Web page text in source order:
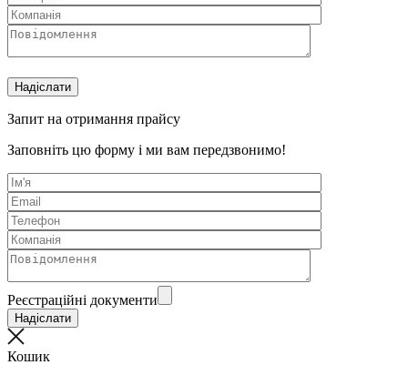
Запит на отримання прайсу
Заповніть цю форму і ми вам передзвонимо!
Реєстраційні документи
Кошик